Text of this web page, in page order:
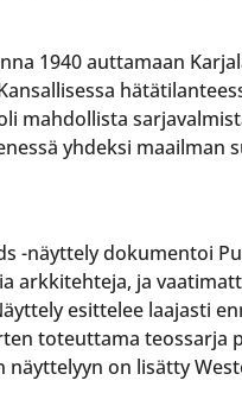
1940 auttamaan
mahdollista
yhdeksi maailman
-näyttely dokumentoi
arkkitehteja, ja
esittelee laajasti
toteuttama teossarja
on lisätty